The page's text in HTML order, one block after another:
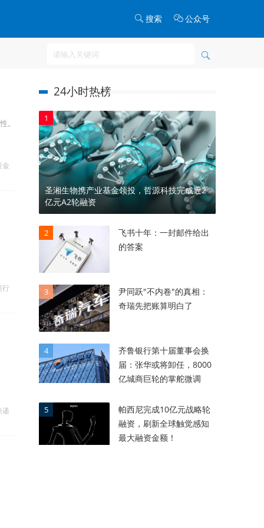
搜索 公众号
。
金
行
递
24小时热榜
1
圣湘生物携产业基金领投，哲源科技完成近2
亿元A2轮融资
2
飞书十年：一封邮件给出
的答案
3
尹同跃"不内卷"的真相：
奇瑞先把账算明白了
4
齐鲁银行第十届董事会换
届：张华或将卸任，8000
亿城商巨轮的掌舵微调
5
帕西尼完成10亿元战略轮
融资，刷新全球触觉感知
最大融资金额！